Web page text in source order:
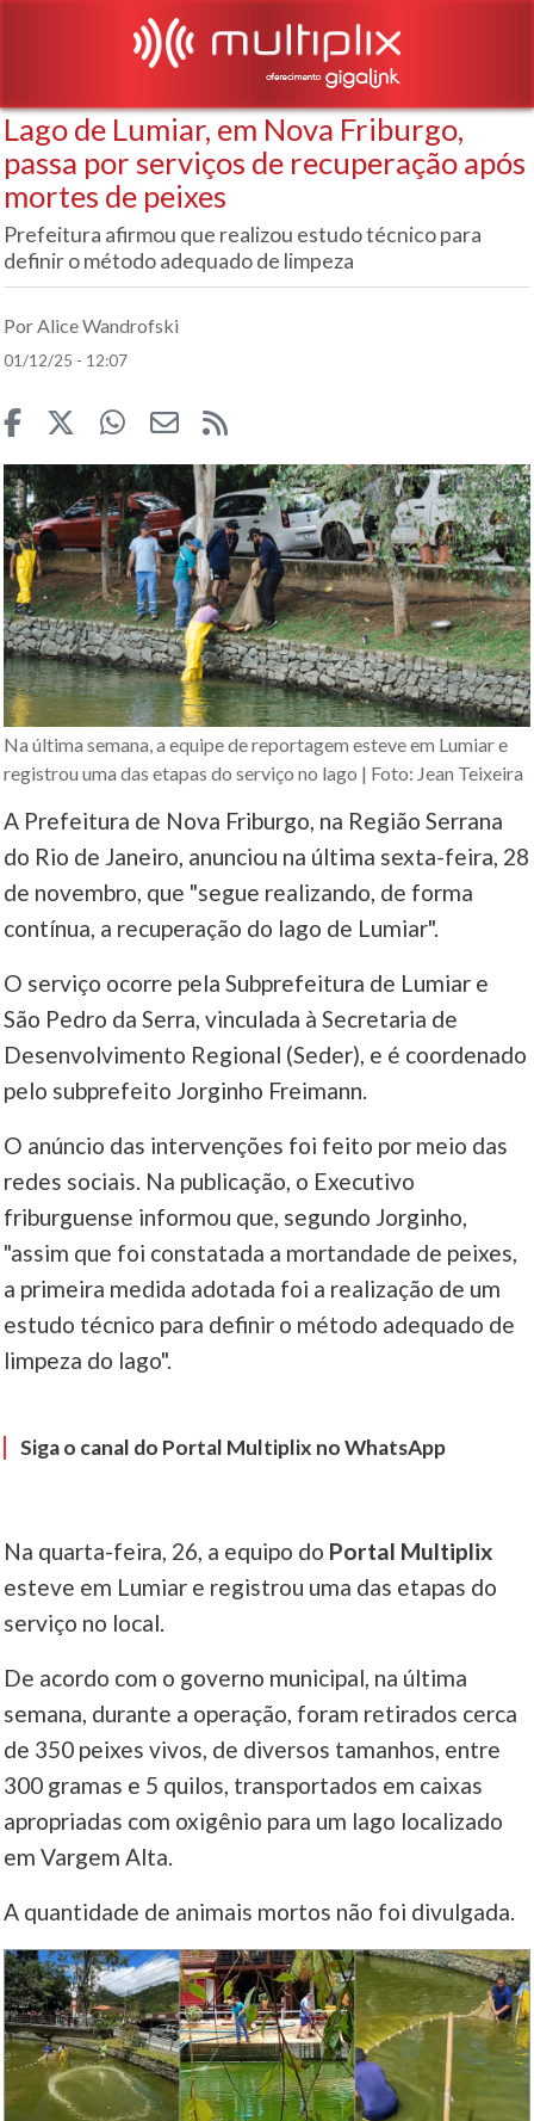
Lago de Lumiar, em Nova Friburgo,
passa por serviços de recuperação após
mortes de peixes
Prefeitura afirmou que realizou estudo técnico para
definir o método adequado de limpeza
Por Alice Wandrofski
01/12/25 - 12:07
Na última semana, a equipe de reportagem esteve em Lumiar e
registrou uma das etapas do serviço no lago | Foto: Jean Teixeira
A Prefeitura de Nova Friburgo, na Região Serrana
do Rio de Janeiro, anunciou na última sexta-feira, 28
de novembro, que "segue realizando, de forma
contínua, a recuperação do lago de Lumiar".
O serviço ocorre pela Subprefeitura de Lumiar e
São Pedro da Serra, vinculada à Secretaria de
Desenvolvimento Regional (Seder), e é coordenado
pelo subprefeito Jorginho Freimann.
O anúncio das intervenções foi feito por meio das
redes sociais. Na publicação, o Executivo
friburguense informou que, segundo Jorginho,
"assim que foi constatada a mortandade de peixes,
a primeira medida adotada foi a realização de um
estudo técnico para definir o método adequado de
limpeza do lago".
Siga o canal do Portal Multiplix no WhatsApp
Na quarta-feira, 26, a equipo do Portal Multiplix
esteve em Lumiar e registrou uma das etapas do
serviço no local.
De acordo com o governo municipal, na última
semana, durante a operação, foram retirados cerca
de 350 peixes vivos, de diversos tamanhos, entre
300 gramas e 5 quilos, transportados em caixas
apropriadas com oxigênio para um lago localizado
em Vargem Alta.
A quantidade de animais mortos não foi divulgada.